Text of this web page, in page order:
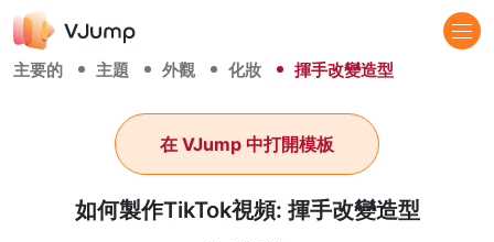
主要的 主題 外觀 化妝 揮手改變造型
如何製作TikTok視頻: 揮手改變造型
在 VJump 中打開模板